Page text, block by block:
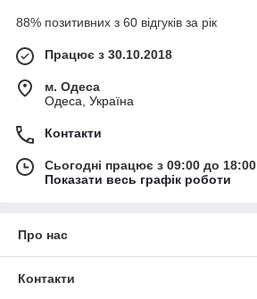
88% позитивних з 60 відгуків за рік
Працює з 30.10.2018
м. Одеса
Одеса, Україна
Контакти
Сьогодні працює з 09:00 до 18:00
Показати весь графік роботи
Про нас
Контакти